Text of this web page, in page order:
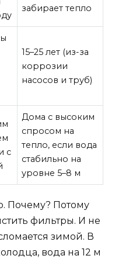
забирает тепло
15–25 лет (из-за
коррозии
насосов и труб)
с
Дома с высоким
спросом на
тепло, если вода
стабильно на
уровне 5–8 м
Почему? Потому
фильтры. И не
зимой. В
вода на 12 м